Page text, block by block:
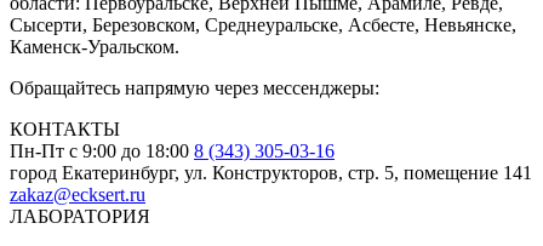
Сысерти, Березовском, Среднеуральске, Асбесте, Невьянске,
Каменск-Уральском.
Обращайтесь напрямую через мессенджеры:
КОНТАКТЫ
Пн-Пт с 9:00 до 18:00 8 (343) 305-03-16
город Екатеринбург, ул. Конструкторов, стр. 5, помещение 141
zakaz@ecksert.ru
ЛАБОРАТОРИЯ